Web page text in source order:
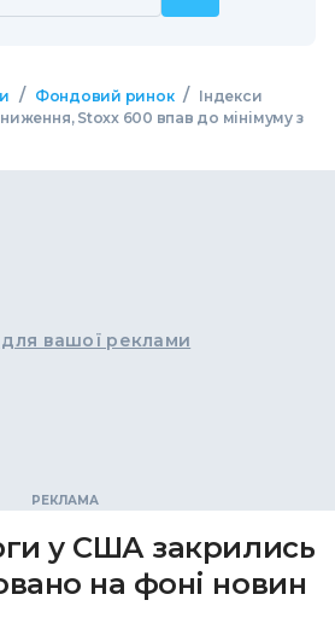
/ Фондовий ринок / Індекси
Stoxx 600 впав до мінімуму з
вашої реклами
у США закрились
на фоні новин